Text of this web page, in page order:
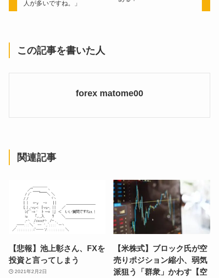
人が多いですね。」
この記事を書いた人
forex matome00
関連記事
【悲報】池上彰さん、FXを
投資と言ってしまう
2021年2月2日
【米株式】ブロック氏が空
売りポジション縮小、弱気
派狙う「群衆」かわす【空